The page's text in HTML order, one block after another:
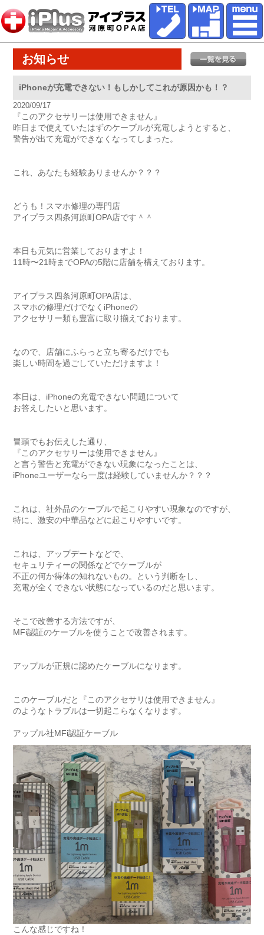
お知らせ
iPhoneが充電できない！もしかしてこれが原因かも！？
2020/09/17
『このアクセサリーは使用できません』
昨日まで使えていたはずのケーブルが充電しようとすると、
警告が出て充電ができなくなってしまった。
これ、あなたも経験ありませんか？？？
どうも！スマホ修理の専門店
アイプラス四条河原町OPA店です＾＾
本日も元気に営業しておりますよ！
11時〜21時までOPAの5階に店舗を構えております。
アイプラス四条河原町OPA店は、
スマホの修理だけでなくiPhoneの
アクセサリー類も豊富に取り揃えております。
なので、店舗にふらっと立ち寄るだけでも
楽しい時間を過ごしていただけますよ！
本日は、iPhoneの充電できない問題について
お答えしたいと思います。
冒頭でもお伝えした通り、
『このアクセサリーは使用できません』
と言う警告と充電ができない現象になったことは、
iPhoneユーザーなら一度は経験していませんか？？？
これは、社外品のケーブルで起こりやすい現象なのですが、
特に、激安の中華品などに起こりやすいです。
これは、アップデートなどで、
セキュリティーの関係などでケーブルが
不正の何か得体の知れないもの。という判断をし、
充電が全くできない状態になっているのだと思います。
そこで改善する方法ですが、
MFi認証のケーブルを使うことで改善されます。
アップルが正規に認めたケーブルになります。
このケーブルだと『このアクセサリは使用できません』
のようなトラブルは一切起こらなくなります。
アップル社MFi認証ケーブル
こんな感じですね！